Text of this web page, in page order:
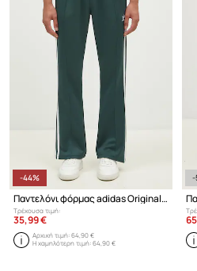
-44%
Παντελόνι φόρμας adidas Originals 70S Track Pant
Τρέχουσα τιμή:
35,99 €
Αρχική τιμή:64,90 €
Η χαμηλότερη τιμή:64,90 €
-